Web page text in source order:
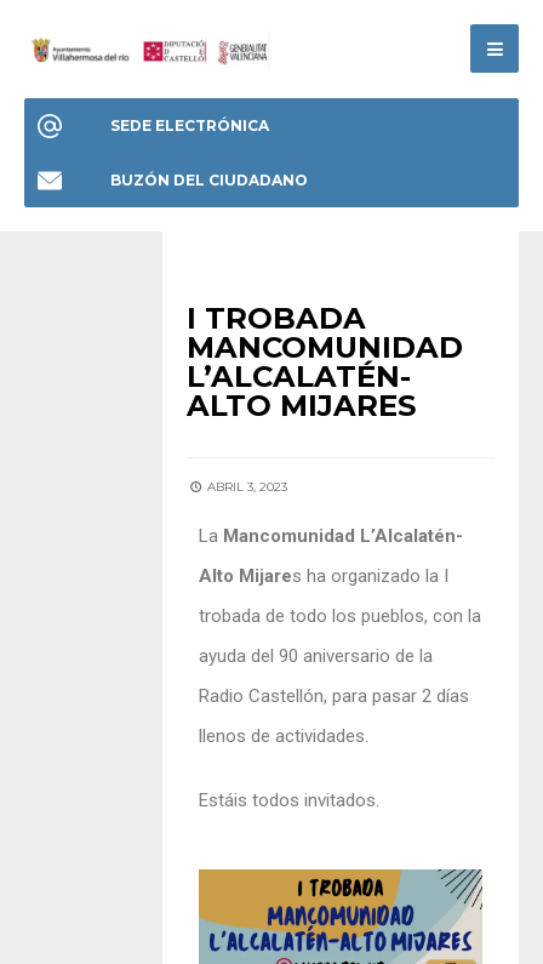
SEDE ELECTRÓNICA
BUZÓN DEL CIUDADANO
I TROBADA
MANCOMUNIDAD
L’ALCALATÉN-
ALTO MIJARES
ABRIL 3, 2023
La Mancomunidad L’Alcalatén-
Alto Mijares ha organizado la I
trobada de todo los pueblos, con la
ayuda del 90 aniversario de la
Radio Castellón, para pasar 2 días
llenos de actividades.
Estáis todos invitados.